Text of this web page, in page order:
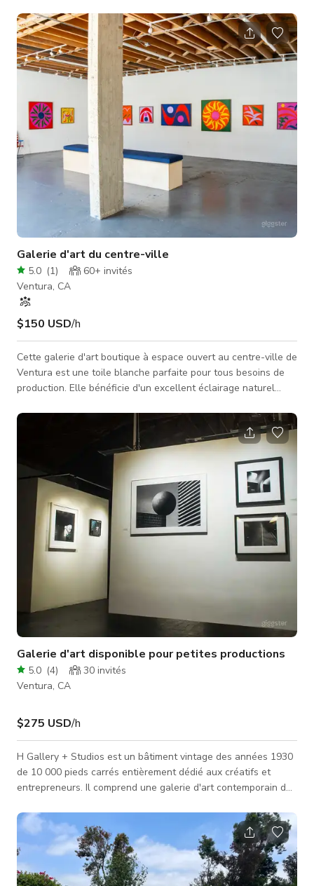
et d'un bar, offre un espace ample pour le tournage en
extérieur, tandis qu'une rampe vers le quai permet des prises
de vue fluides sur l'eau. La cuisine et le salon à concept
ouvert s'ouvrent directement sur la terrasse arrière par des
portes couliss
Galerie d'art du centre-ville
5.0 (1) 60+ invités
Ventura, CA
$150 USD/h
Cette galerie d'art boutique à espace ouvert au centre-ville de
Ventura est une toile blanche parfaite pour tous besoins de
production. Elle bénéficie d'un excellent éclairage naturel
plafond à poutres apparentes ouvert. L'espace minimal et
ouvert se prête bien aux séances photo de produits ou de
modèles avec un fond. Nous disposons de nombreuses prises
électriques, chauffage + climatisation, un bureau latéral /
vestiaire, w
Galerie d'art disponible pour petites productions
5.0 (4) 30 invités
Ventura, CA
$275 USD/h
H Gallery + Studios est un bâtiment vintage des années 1930
de 10 000 pieds carrés entièrement dédié aux créatifs et
entrepreneurs. Il comprend une galerie d'art contemporain de
pieds cubes et 22 studios de travail pour que les individus
puissent nourrir leurs projets créatifs. DISPONIBLE POUR
UTILISATION : SEULEMENT LA GALERIE PRINCIPALE ET LA
CUISINE ENVIRON 2500 pieds carrés. Située entre Malibu,
Santa Barbara et Ojai,